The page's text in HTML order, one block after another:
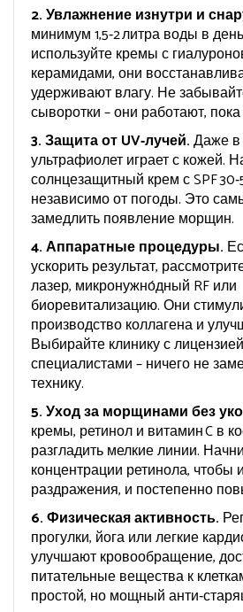
2. Увлажнение изнутри и
минимум 1,5‑2 литра воды в
используйте кремы с
керамидами, они
удерживают влагу. Не
сыворотки – они работают,
3. Защита от UV‑лучей.Даже
ультрафиолет играет с кожей.
солнцезащитный крем с SPF
независимо от погоды. Это
замедлить появление морщин.
4. Аппаратные процедуры.
ускорить результат,
лазер, микронужно́дный RF или
биоревитализацию. Они
производство коллагена и
Выбирайте клинику с
специалистами – ничего не
технику.
5. Уход за морщинами без
кремы, ретинол и витамин C в
разгладить мелкие линии.
концентрации ретинола, чтобы
раздражения, и постепенно
6. Физическая активность.
прогулки, йога или легкие
улучшают кровообращение,
питательные вещества к
простой, но мощный